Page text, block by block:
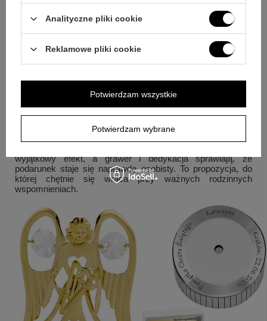
Zobacz więcej
pudełku.
Pytanie:Jakie wykończenie ma pozytywka?
Odpowiedź:
Podstawa jest posrebrzana, figura aniołka pozłacana, a
Pytanie:Na jakie okazje pasuje ten model?Odpowiedź:
okazje, gdy chcesz podarować pamiątkę z grawerem.
Jeśli zależy Ci na upominku, który łączy symbolikę anioła z
wyjątkowy efekt, a grawer i dedykacja sprawiają, że
podarunek staje się naprawdę osobisty. To propozycja, do
której chętnie się wraca przy ważnych rodzinnych
wspomnieniach.
Analityczne pliki cookie
Reklamowe pliki cookie
Potwierdzam wybrane
Potwierdzam wszystkie